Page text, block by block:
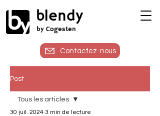
blendy
by Cogesten
Contactez-nous
Post
Tous les articles
30 juil. 2024 3 min de lecture